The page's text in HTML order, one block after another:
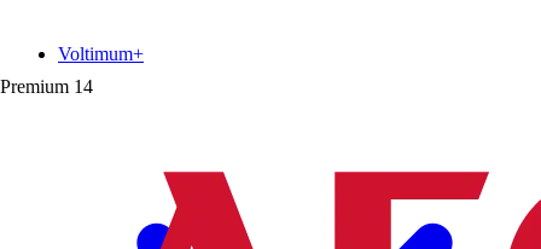
Premium 14
Voltimum+